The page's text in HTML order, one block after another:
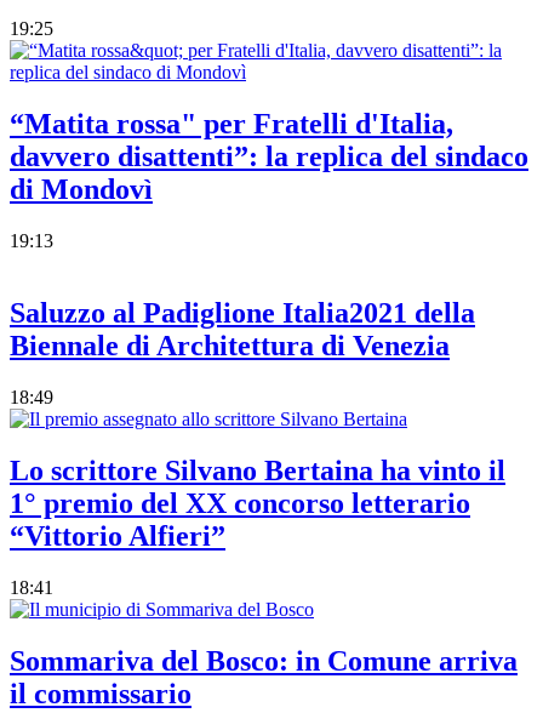
19:25
“Matita rossa" per Fratelli d'Italia,
davvero disattenti”: la replica del sindaco
di Mondovì
19:13
Saluzzo al Padiglione Italia2021 della
Biennale di Architettura di Venezia
18:49
Lo scrittore Silvano Bertaina ha vinto il
1° premio del XX concorso letterario
“Vittorio Alfieri”
18:41
Sommariva del Bosco: in Comune arriva
il commissario